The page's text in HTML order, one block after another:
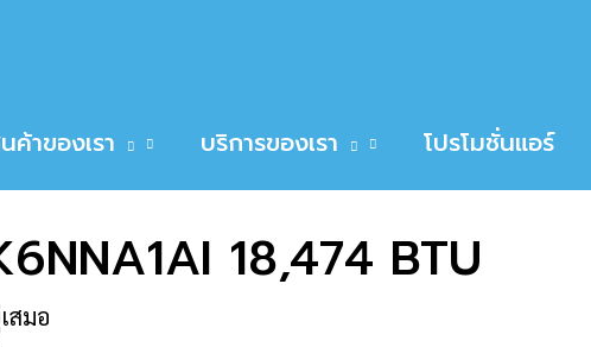
ค้าของเรา บริการของเรา โปรโมชั่นแอร์
18,474 BTU
สมอ